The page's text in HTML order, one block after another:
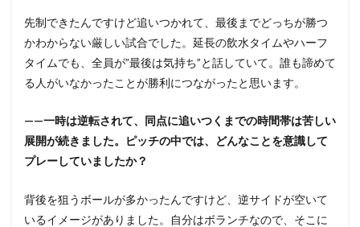
先制できたんですけど追いつかれて、最後までどっちが勝つ
かわからない厳しい試合でした。延長の飲水タイムやハーフ
タイムでも、全員が”最後は気持ち”と話していて。誰も諦めて
る人がいなかったことが勝利につながったと思います。
——一時は逆転されて、同点に追いつくまでの時間帯は苦しい
展開が続きました。ピッチの中では、どんなことを意識して
プレーしていましたか？
背後を狙うボールが多かったんですけど、逆サイドが空いて
いるイメージがありました。自分はボランチなので、そこに